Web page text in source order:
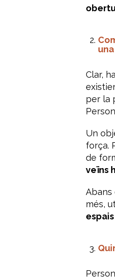
Clar,
per la
Un
força.
de
veïns
Abans
més,